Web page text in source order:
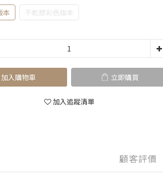
本 不乾膠彩色版本
加入購物車 立即購買
加入追蹤清單
顧客評價